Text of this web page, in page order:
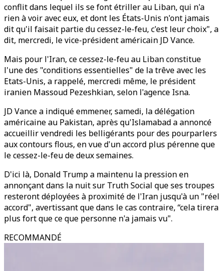
conflit dans lequel ils se font étriller au Liban, qui n'a
rien à voir avec eux, et dont les États-Unis n'ont jamais
dit qu'il faisait partie du cessez-le-feu, c'est leur choix", a
dit, mercredi, le vice-président américain JD Vance.
Mais pour l'Iran, ce cessez-le-feu au Liban constitue
l'une des "conditions essentielles" de la trêve avec les
Etats-Unis, a rappelé, mercredi même, le président
iranien Massoud Pezeshkian, selon l'agence Isna.
JD Vance a indiqué emmener, samedi, la délégation
américaine au Pakistan, après qu'Islamabad a annoncé
accueillir vendredi les belligérants pour des pourparlers
aux contours flous, en vue d'un accord plus pérenne que
le cessez-le-feu de deux semaines.
D'ici là, Donald Trump a maintenu la pression en
annonçant dans la nuit sur Truth Social que ses troupes
resteront déployées à proximité de l'Iran jusqu'à un "réel
accord", avertissant que dans le cas contraire, “cela tirera
plus fort que ce que personne n'a jamais vu".
RECOMMANDÉ